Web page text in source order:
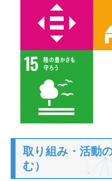
取り組み・活動
む）